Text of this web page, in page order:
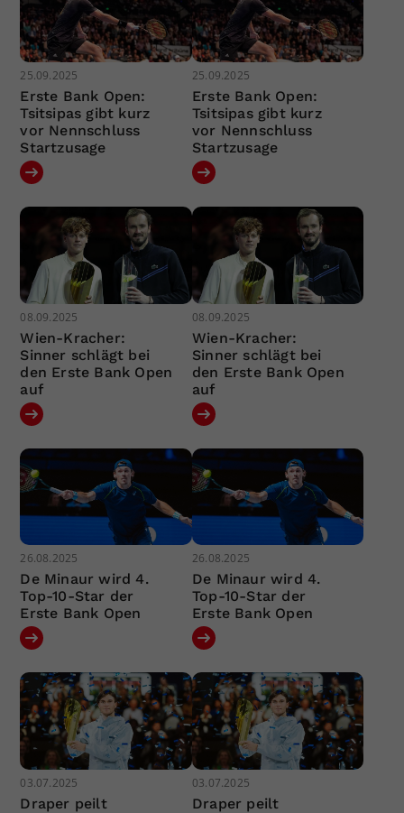
25.09.2025
Erste Bank Open:
Tsitsipas gibt kurz
vor Nennschluss
Startzusage
25.09.2025
Erste Bank Open:
Tsitsipas gibt kurz
vor Nennschluss
Startzusage
08.09.2025
Wien-Kracher:
Sinner schlägt bei
den Erste Bank Open
auf
08.09.2025
Wien-Kracher:
Sinner schlägt bei
den Erste Bank Open
auf
26.08.2025
De Minaur wird 4.
Top-10-Star der
Erste Bank Open
26.08.2025
De Minaur wird 4.
Top-10-Star der
Erste Bank Open
03.07.2025
Draper peilt
03.07.2025
Draper peilt